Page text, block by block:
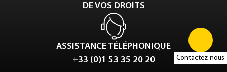
Contactez-nous
DE VOS DROITS
ASSISTANCE TÉLÉPHONIQUE
+33 (0)1 53 35 20 20